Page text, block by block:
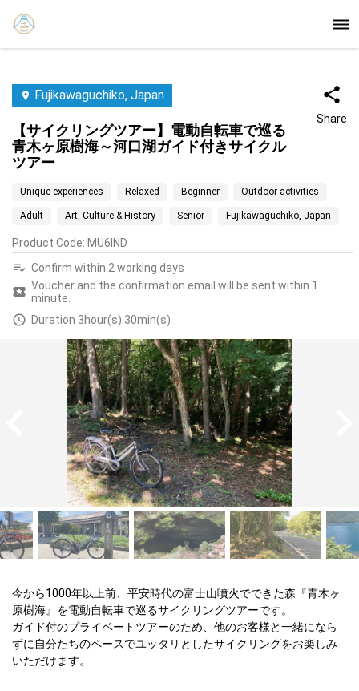
Fujikawaguchiko, Japan
【サイクリングツアー】電動自転車で巡る
青木ヶ原樹海～河口湖ガイド付きサイクル
ツアー
Share
Unique experiences Relaxed Beginner Outdoor activities
Adult Art, Culture & History Senior Fujikawaguchiko, Japan
Product Code: MU6IND
Confirm within 2 working days
Voucher and the confirmation email will be sent within 1
minute.
Duration 3hour(s) 30min(s)
今から1000年以上前、平安時代の富士山噴火でできた森『青木ヶ
原樹海』を電動自転車で巡るサイクリングツアーです。
ガイド付のプライベートツアーのため、他のお客様と一緒になら
ずに自分たちのペースでユッタリとしたサイクリングをお楽しみ
いただけます。